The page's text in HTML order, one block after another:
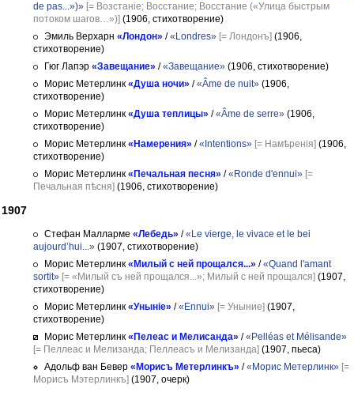
de pas...»)» [= Возстаніе; Восстание; Восстание («Улица быстрым
потоком шагов…»)] (1906, стихотворение)
Эмиль Верхарн «Лондон» /«Londres» [= Лондонъ] (1906,
стихотворение)
Гюг Лапэр «Завещание» /«Завещание» (1906, стихотворение)
Морис Метерлинк «Душа ночи» /«Âme de nuit» (1906,
стихотворение)
Морис Метерлинк «Душа теплицы» /«Âme de serre» (1906,
стихотворение)
Морис Метерлинк «Намерения» /«Intentions» [= Намѣренія] (1906,
стихотворение)
Морис Метерлинк «Печальная песня» /«Ronde d'ennui» [=
Печальная пѣсня] (1906, стихотворение)
1907
Стефан Малларме «Лебедь» /«Le vierge, le vivace et le bei
aujourd’hui...» (1907, стихотворение)
Морис Метерлинк «Милый с ней прощался...» /«Quand l'amant
sortit» [= «Милый съ ней прощался...»; Милый с ней прощался] (1907,
стихотворение)
Морис Метерлинк «Уныніе» /«Ennui» [= Уныние] (1907,
стихотворение)
Морис Метерлинк «Пелеас и Мелисанда» /«Pelléas et Mélisande»
[= Пеллеас и Мелизанда; Пеллеасъ и Мелизанда] (1907, пьеса)
Адольф ван Бевер «Морисъ Метерлинкъ» /«Морис Метерлинк» [=
Морисъ Мэтерлинкъ] (1907, очерк)